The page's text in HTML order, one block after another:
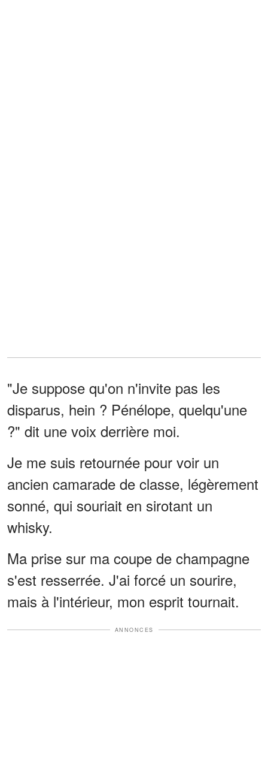
"Je suppose qu'on n'invite pas les
disparus, hein ? Pénélope, quelqu'une
?" dit une voix derrière moi.
Je me suis retournée pour voir un
ancien camarade de classe, légèrement
sonné, qui souriait en sirotant un
whisky.
Ma prise sur ma coupe de champagne
s'est resserrée. J'ai forcé un sourire,
mais à l'intérieur, mon esprit tournait.
ANNONCES